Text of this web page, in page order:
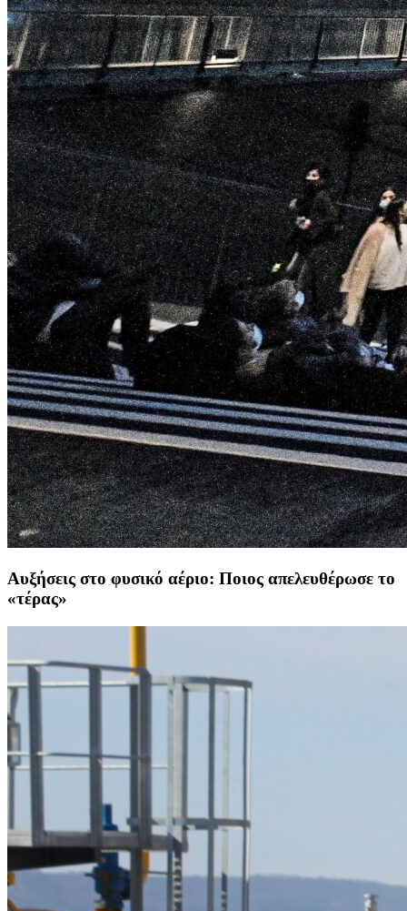
Αυξήσεις στο φυσικό αέριο: Ποιος απελευθέρωσε το
«τέρας»